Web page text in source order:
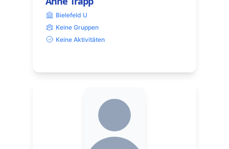
Bielefeld U
Keine Gruppen
Keine Aktivitäten